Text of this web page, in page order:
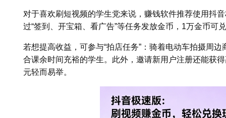
对于喜欢刷短视频的学生党来说，赚钱软件推荐使用抖
过“签到、开宝箱、看广告”等任务发放金币，1万金币可
若想提高收益，可参与“拍店任务”：骑着电动车拍摄周
合课余时间充裕的学生。此外，邀请新用户注册还能获
元轻而易举。